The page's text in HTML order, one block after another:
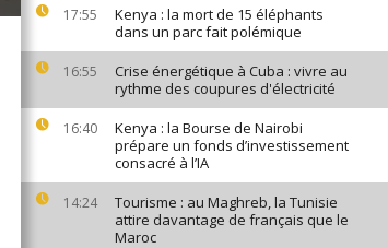
17:55
Kenya : la mort de 15 éléphants
dans un parc fait polémique
16:55
Crise énergétique à Cuba : vivre au
rythme des coupures d'électricité
16:40
Kenya : la Bourse de Nairobi
prépare un fonds d’investissement
consacré à l’IA
14:24
Tourisme : au Maghreb, la Tunisie
attire davantage de français que le
Maroc